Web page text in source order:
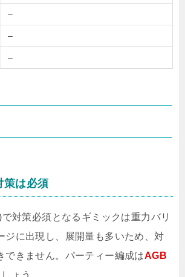
–
–
–
策は必須
対策必須となるギミックは重力バリ
ジに出現し、展開量も多いため、対
できません。パーティー編成はAGB
ょう。